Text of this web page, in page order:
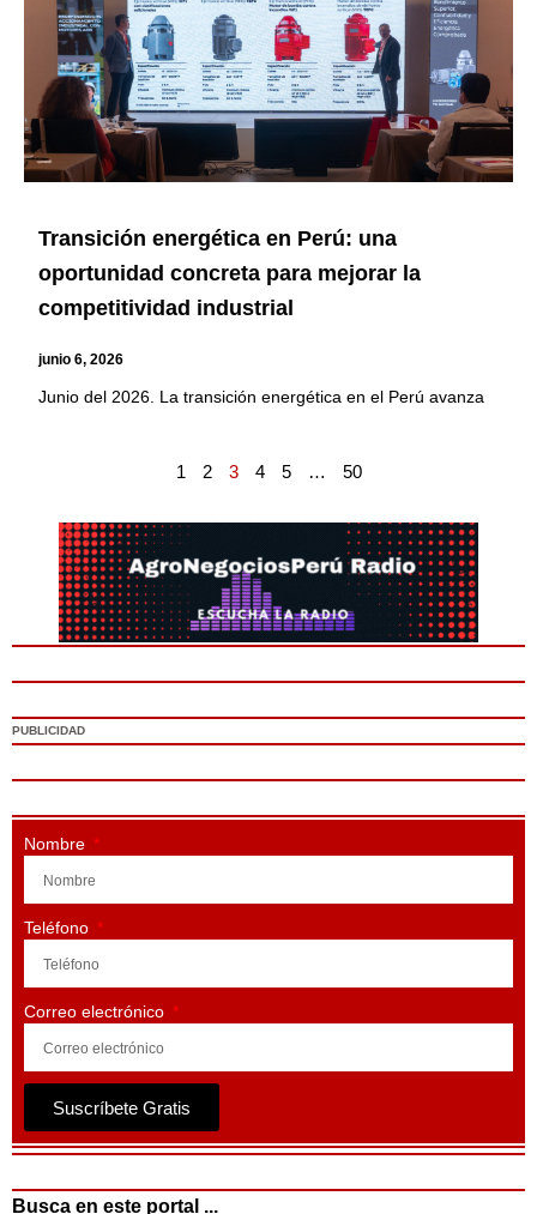
Transición energética en Perú: una
oportunidad concreta para mejorar la
competitividad industrial
junio 6, 2026
Junio del 2026. La transición energética en el Perú avanza
1 2 3 4 5 … 50
PUBLICIDAD
Nombre
Teléfono
Correo electrónico
Suscríbete Gratis
Busca en este portal ...